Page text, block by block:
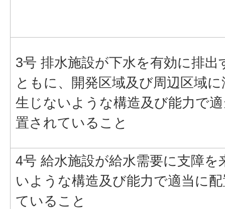
3号 排水施設が下水を有効に排出
ともに、開発区域及び周辺区域
生じないような構造及び能力で
置されていること
4号 給水施設が給水需要に支障を
いような構造及び能力で適当に
ていること